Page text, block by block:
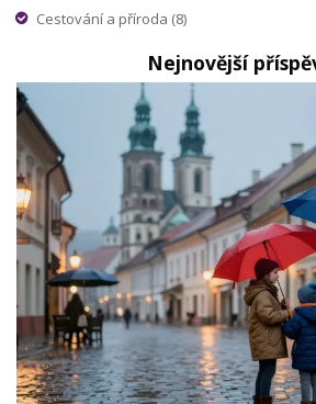
Cestování a příroda (8)
Nejnovější